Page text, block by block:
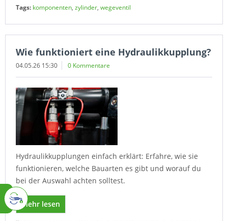
Tags: komponenten, zylinder, wegeventil
Wie funktioniert eine Hydraulikkupplung?
04.05.26 15:30 0 Kommentare
Hydraulikkupplungen einfach erklärt: Erfahre, wie sie
funktionieren, welche Bauarten es gibt und worauf du
bei der Auswahl achten solltest.
Mehr lesen